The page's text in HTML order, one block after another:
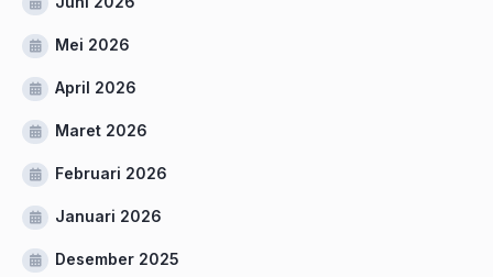
Mei 2026
April 2026
Maret 2026
Februari 2026
Januari 2026
Desember 2025